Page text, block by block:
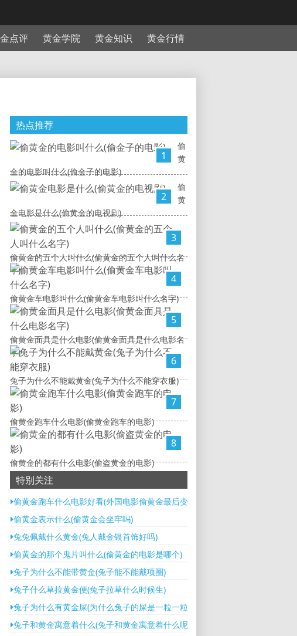
点评 黄金学院 黄金知识 黄金行情
热点推荐
1
偷
黄
金的电影叫什么(偷金子的电影)
2
偷
黄
金电影是什么(偷黄金的电视剧)
3
偷黄金的五个人叫什么(偷黄金的五个人叫什么名
字)
4
偷黄金车电影叫什么(偷黄金车电影叫什么名字)
5
偷黄金面具是什么电影(偷黄金面具是什么电影名
字)
6
兔子为什么不能戴黄金(兔子为什么不能穿衣服)
7
偷黄金跑车什么电影(偷黄金跑车的电影)
8
偷黄金的都有什么电影(偷盗黄金的电影)
特别关注
偷黄金跑车什么电影好看(外国电影偷黄金最后变成车)
偷黄金表示什么(偷黄金会坐牢吗)
兔兔佩戴什么黄金(兔人戴金银首饰好吗)
偷黄金的那个鬼片叫什么(偷黄金的电影是哪个)
兔子为什么不能带黄金(兔子能不能戴项圈)
兔子什么草拉黄金便(兔子拉草什么时候生)
兔子为什么有黄金屎(为什么兔子的屎是一粒一粒的)
兔子和黄金寓意着什么(兔子和黄金寓意着什么呢)